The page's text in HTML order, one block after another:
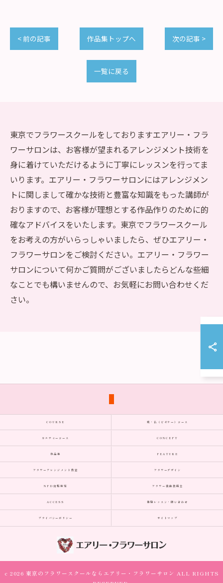
< 前の記事 作品集トップへ 次の記事 >
一覧に戻る
東京でフラワースクールをしておりますエアリー・フラ
ワーサロンは、お客様が望まれるアレンジメント技術を
身に着けていただけるように丁寧にレッスンを行ってま
いります。エアリー・フラワーサロンにはアレンジメン
トに関しまして確かな技術と豊富な知識をもった講師が
おりますので、お客様が理想とする作品作りのために的
確なアドバイスをいたします。東京でフラワースクール
をお考えの方がいらっしゃいましたら、ぜひエアリー・
フラワーサロンをご検討ください。エアリー・フラワー
サロンについて何かご質問がございましたらどんな些細
なことでも構いませんので、お気軽にお問い合わせくだ
さい。
COURSE 英・仏（ビギナー）コース
カルチャーコース CONCEPT
作品集 FEATURE
フラワーアレンジメント教室 フラワーデザイン
NFD資格検定 フラワー装飾技能士
ACCESS 体験レッスン・問い合わせ
プライバシーポリシー サイトマップ
c 2026 東京のフラワースクールならエアリー・フラワーサロン ALL RIGHTS